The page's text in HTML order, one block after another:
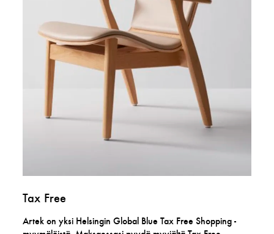
Tax Free
Artek on yksi Helsingin Global Blue Tax Free Shopping -